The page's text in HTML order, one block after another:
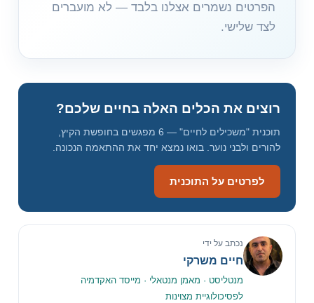
הפרטים נשמרים אצלנו בלבד — לא מועברים
לצד שלישי.
רוצים את הכלים האלה בחיים שלכם?
תוכנית "משכילים לחיים" — 6 מפגשים בחופשת הקיץ,
להורים ולבני נוער. בואו נמצא יחד את ההתאמה הנכונה.
לפרטים על התוכנית
נכתב על ידי
חיים משרקי
מנטליסט · מאמן מנטאלי · מייסד האקדמיה
לפסיכולוגיית מצוינות